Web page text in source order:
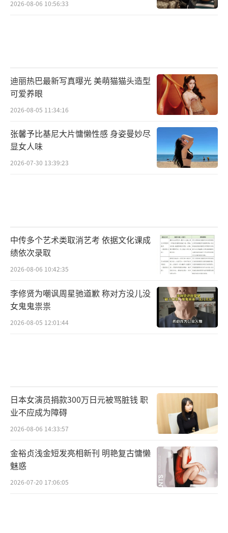
2026-08-06 10:56:33
迪丽热巴最新写真曝光 美萌猫猫头造型
可爱养眼
2026-08-05 11:34:16
张馨予比基尼大片慵懒性感 身姿曼妙尽
显女人味
2026-07-30 13:39:23
中传多个艺术类取消艺考 依据文化课成
绩依次录取
2026-08-06 10:42:35
李修贤为嘲讽周星驰道歉 称对方没儿没
女鬼鬼祟祟
2026-08-05 12:01:44
日本女演员捐款300万日元被骂脏钱 职
业不应成为障碍
2026-08-06 14:33:57
金裕贞浅金短发亮相新刊 明艳复古慵懒
魅惑
2026-07-20 17:06:05